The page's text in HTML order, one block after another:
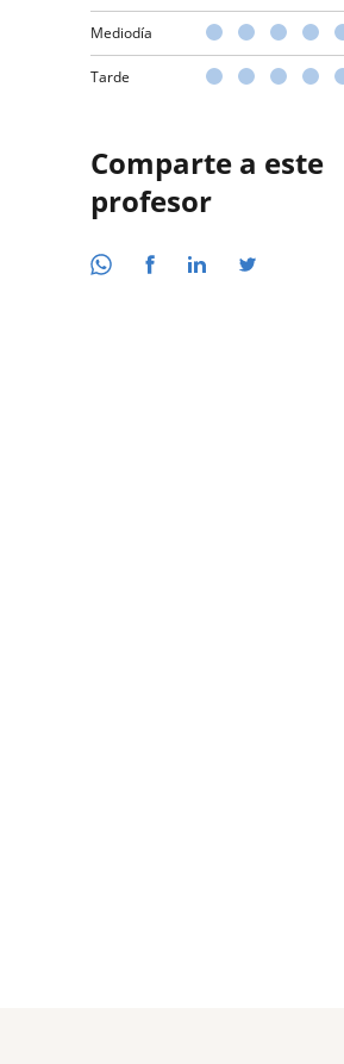
Mediodía
Tarde
Comparte a este
profesor